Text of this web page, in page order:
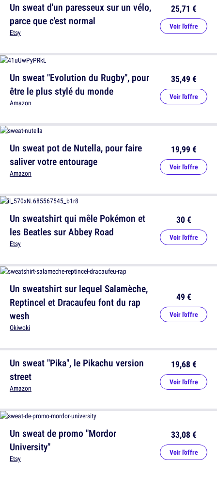
Un sweat "Evolution du Rugby", pour
être le plus stylé du monde
Amazon
35,49 €
Voir l'offre
Un sweatshirt qui mêle Pokémon et
les Beatles sur Abbey Road
Etsy
30 €
Voir l'offre
Un sweat "Pika", le Pikachu version
street
Amazon
19,68 €
Voir l'offre
Un sweat d'un paresseux sur un vélo,
parce que c'est normal
Etsy
25,71 €
Voir l'offre
Un sweat pot de Nutella, pour faire
saliver votre entourage
Amazon
19,99 €
Voir l'offre
Un sweatshirt sur lequel Salamèche,
Reptincel et Dracaufeu font du rap
wesh
Okiwoki
49 €
Voir l'offre
Un sweat de promo "Mordor
University"
Etsy
33,08 €
Voir l'offre